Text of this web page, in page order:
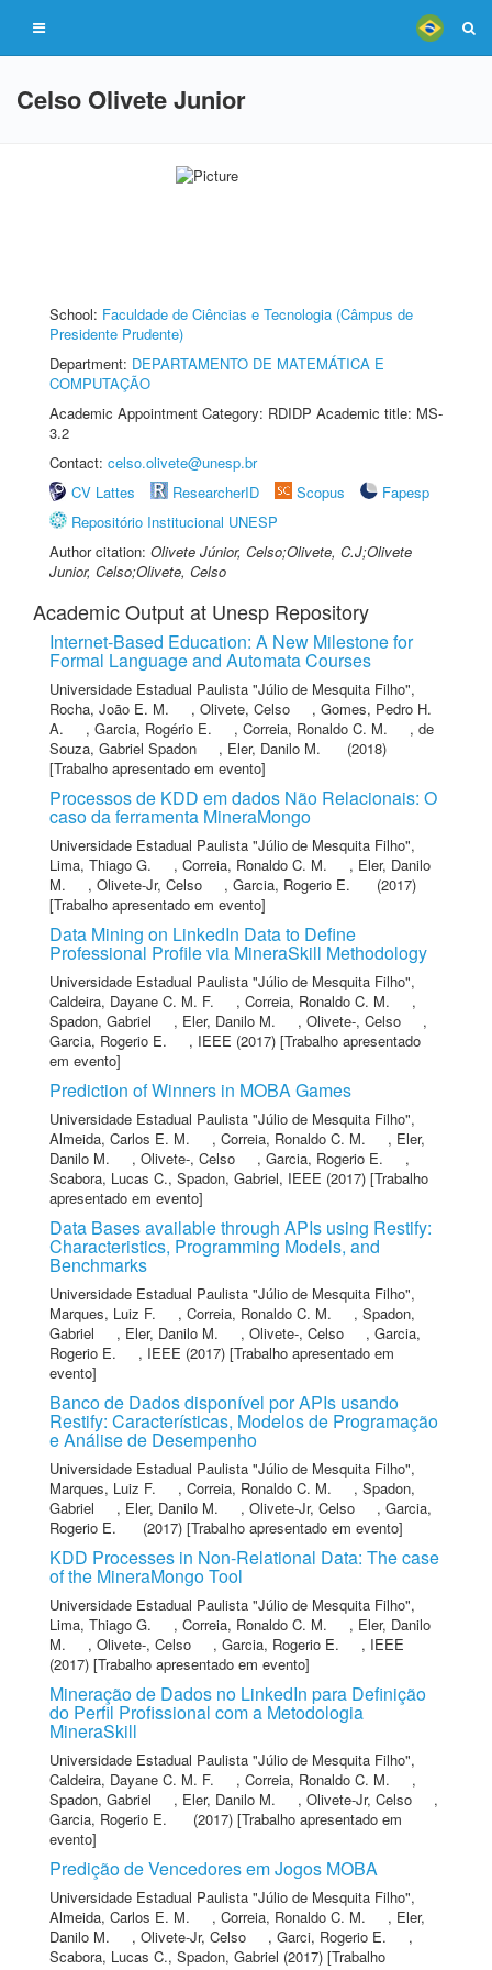
Celso Olivete Junior
School: Faculdade de Ciências e Tecnologia (Câmpus de
Presidente Prudente)
Department: DEPARTAMENTO DE MATEMÁTICA E
COMPUTAÇÃO
Academic Appointment Category: RDIDP Academic title: MS-
3.2
Contact: celso.olivete@unesp.br
CV Lattes
ResearcherID Scopus
Fapesp
Repositório Institucional UNESP
Author citation: Olivete Júnior, Celso;Olivete, C.J;Olivete
Junior, Celso;Olivete, Celso
Academic Output at Unesp Repository
Internet-Based Education: A New Milestone for
Formal Language and Automata Courses
Universidade Estadual Paulista "Júlio de Mesquita Filho",
Rocha, João E. M.
, Olivete, Celso , Gomes, Pedro H.
A.
, Garcia, Rogério E. , Correia, Ronaldo C. M. , de
Souza, Gabriel Spadon
, Eler, Danilo M.
(2018)
[Trabalho apresentado em evento]
Processos de KDD em dados Não Relacionais: O
caso da ferramenta MineraMongo
Universidade Estadual Paulista "Júlio de Mesquita Filho",
Lima, Thiago G.
, Correia, Ronaldo C. M. , Eler, Danilo
M.
, Olivete-Jr, Celso , Garcia, Rogerio E.
(2017)
[Trabalho apresentado em evento]
Data Mining on LinkedIn Data to Define
Professional Profile via MineraSkill Methodology
Universidade Estadual Paulista "Júlio de Mesquita Filho",
Caldeira, Dayane C. M. F.
, Correia, Ronaldo C. M.
,
Spadon, Gabriel
, Eler, Danilo M. , Olivete-, Celso
,
Garcia, Rogerio E.
, IEEE (2017) [Trabalho apresentado
em evento]
Prediction of Winners in MOBA Games
Universidade Estadual Paulista "Júlio de Mesquita Filho",
Almeida, Carlos E. M.
, Correia, Ronaldo C. M. , Eler,
Danilo M.
, Olivete-, Celso , Garcia, Rogerio E.
,
Scabora, Lucas C., Spadon, Gabriel, IEEE (2017) [Trabalho
apresentado em evento]
Data Bases available through APIs using Restify:
Characteristics, Programming Models, and
Benchmarks
Universidade Estadual Paulista "Júlio de Mesquita Filho",
Marques, Luiz F.
, Correia, Ronaldo C. M. , Spadon,
Gabriel
, Eler, Danilo M. , Olivete-, Celso , Garcia,
Rogerio E.
, IEEE (2017) [Trabalho apresentado em
evento]
Banco de Dados disponível por APIs usando
Restify: Características, Modelos de Programação
e Análise de Desempenho
Universidade Estadual Paulista "Júlio de Mesquita Filho",
Marques, Luiz F.
, Correia, Ronaldo C. M. , Spadon,
Gabriel
, Eler, Danilo M. , Olivete-Jr, Celso , Garcia,
Rogerio E.
(2017) [Trabalho apresentado em evento]
KDD Processes in Non-Relational Data: The case
of the MineraMongo Tool
Universidade Estadual Paulista "Júlio de Mesquita Filho",
Lima, Thiago G.
, Correia, Ronaldo C. M. , Eler, Danilo
M.
, Olivete-, Celso , Garcia, Rogerio E. , IEEE
(2017) [Trabalho apresentado em evento]
Mineração de Dados no LinkedIn para Definição
do Perfil Profissional com a Metodologia
MineraSkill
Universidade Estadual Paulista "Júlio de Mesquita Filho",
Caldeira, Dayane C. M. F.
, Correia, Ronaldo C. M.
,
Spadon, Gabriel
, Eler, Danilo M. , Olivete-Jr, Celso
,
Garcia, Rogerio E.
(2017) [Trabalho apresentado em
evento]
Predição de Vencedores em Jogos MOBA
Universidade Estadual Paulista "Júlio de Mesquita Filho",
Almeida, Carlos E. M.
, Correia, Ronaldo C. M. , Eler,
Danilo M.
, Olivete-Jr, Celso , Garci, Rogerio E.
,
Scabora, Lucas C., Spadon, Gabriel (2017) [Trabalho